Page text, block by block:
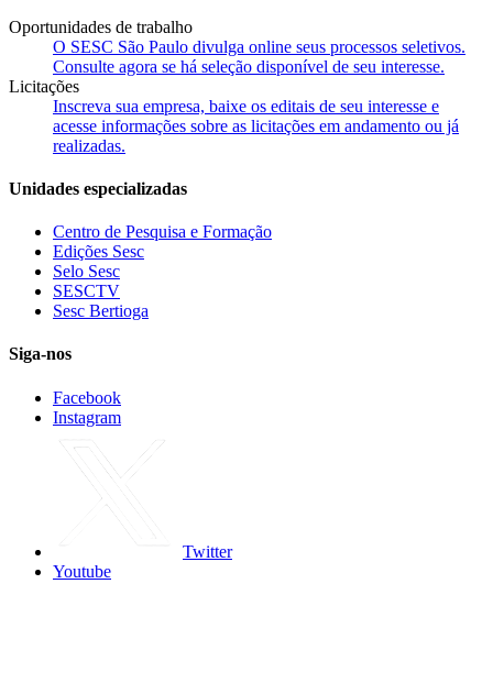
Oportunidades de trabalho
O SESC São Paulo divulga online seus processos seletivos.
Consulte agora se há seleção disponível de seu interesse.
Licitações
Inscreva sua empresa, baixe os editais de seu interesse e
acesse informações sobre as licitações em andamento ou já
realizadas.
Unidades especializadas
Centro de Pesquisa e Formação
Edições Sesc
Selo Sesc
SESCTV
Sesc Bertioga
Siga-nos
Facebook
Instagram
Twitter
Youtube